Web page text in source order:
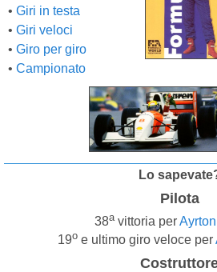
• Giri in testa
• Giri veloci
• Giro per giro
• Campionato
Lo
Pilota
38avittoria per
19o e ultimo giro veloce per